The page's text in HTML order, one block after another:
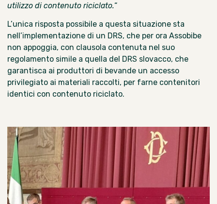
utilizzo di contenuto riciclato.“
L’unica risposta possibile a questa situazione sta
nell’implementazione di un DRS, che per ora Assobibe
non appoggia, con clausola contenuta nel suo
regolamento simile a quella del DRS slovacco, che
garantisca ai produttori di bevande un accesso
privilegiato ai materiali raccolti, per farne contenitori
identici con contenuto riciclato.